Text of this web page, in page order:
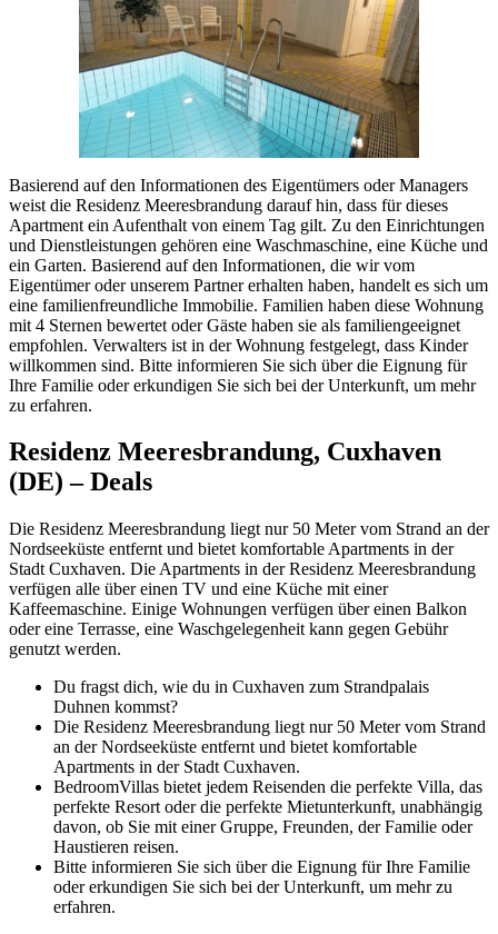
Basierend auf den Informationen des Eigentümers oder Managers
weist die Residenz Meeresbrandung darauf hin, dass für dieses
Apartment ein Aufenthalt von einem Tag gilt. Zu den Einrichtungen
und Dienstleistungen gehören eine Waschmaschine, eine Küche und
ein Garten. Basierend auf den Informationen, die wir vom
Eigentümer oder unserem Partner erhalten haben, handelt es sich um
eine familienfreundliche Immobilie. Familien haben diese Wohnung
mit 4 Sternen bewertet oder Gäste haben sie als familiengeeignet
empfohlen. Verwalters ist in der Wohnung festgelegt, dass Kinder
willkommen sind. Bitte informieren Sie sich über die Eignung für
Ihre Familie oder erkundigen Sie sich bei der Unterkunft, um mehr
zu erfahren.
Residenz Meeresbrandung, Cuxhaven
(DE) – Deals
Die Residenz Meeresbrandung liegt nur 50 Meter vom Strand an der
Nordseeküste entfernt und bietet komfortable Apartments in der
Stadt Cuxhaven. Die Apartments in der Residenz Meeresbrandung
verfügen alle über einen TV und eine Küche mit einer
Kaffeemaschine. Einige Wohnungen verfügen über einen Balkon
oder eine Terrasse, eine Waschgelegenheit kann gegen Gebühr
genutzt werden.
Du fragst dich, wie du in Cuxhaven zum Strandpalais
Duhnen kommst?
Die Residenz Meeresbrandung liegt nur 50 Meter vom Strand
an der Nordseeküste entfernt und bietet komfortable
Apartments in der Stadt Cuxhaven.
BedroomVillas bietet jedem Reisenden die perfekte Villa, das
perfekte Resort oder die perfekte Mietunterkunft, unabhängig
davon, ob Sie mit einer Gruppe, Freunden, der Familie oder
Haustieren reisen.
Bitte informieren Sie sich über die Eignung für Ihre Familie
oder erkundigen Sie sich bei der Unterkunft, um mehr zu
erfahren.